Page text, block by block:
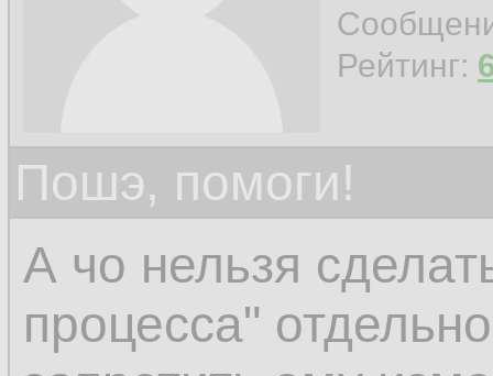
connection with
Рейтинг:
Пошэ, помоги!
А чо нельзя
процесса"